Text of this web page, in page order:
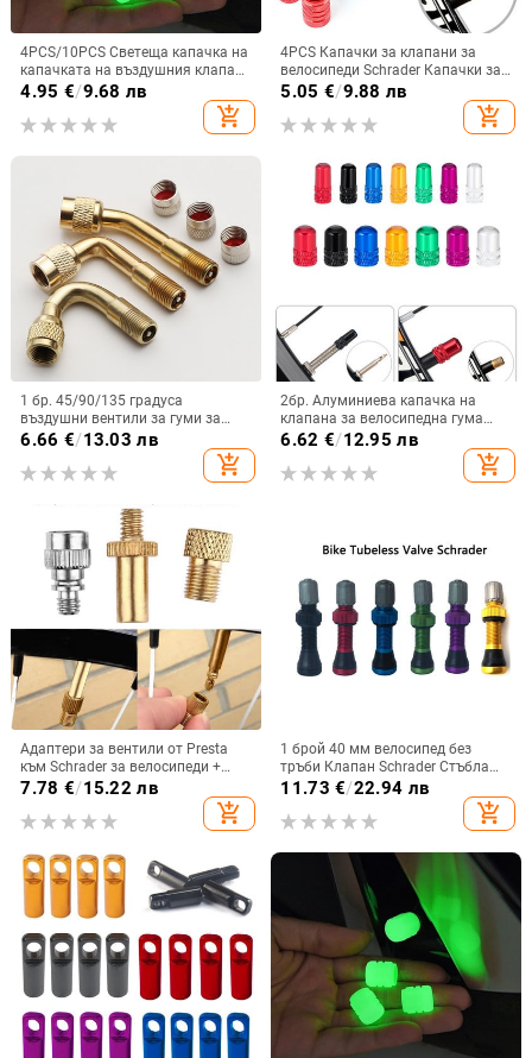
4PCS/10PCS Светеща капачка на
капачката на въздушния клапан
за велосипедна гума MTB Мини
Прахоустойчив декоративен
велосипед
4.95 €/9.68 лв
add_shopping_cart
4PCS Капачки за клапани за
велосипеди Schrader Капачки за
клапани Автомобили
Велосипеди Колело Гума Капак
Аксесоари за велосипеди
5.05 €/9.88 лв
add_shopping_cart
1 бр. 45/90/135 градуса
въздушни вентили за гуми за
камиони, мотоциклети,
велосипедни аксесоари, адаптер,
удължител на стеблото на
6.66 €/13.03 лв
add_shopping_cart
2бр. Алуминиева капачка на
клапана за велосипедна гума
Schrader/Presta Капачка на
клапана Капачки за велосипедни
гуми с вакуумна гума Law Mouth
6.62 €/12.95 лв
add_shopping_cart
Адаптери за вентили от Presta
към Schrader за велосипеди +
удължител за клапани Presta
Адаптери за френски клапани за
велосипеди за велосипеди
7.78 €/15.22 лв
add_shopping_cart
1 брой 40 мм велосипед без
тръби Клапан Schrader Стъбла
Универсален за MTB джанта
11.73 €/22.94 лв
add_shopping_cart